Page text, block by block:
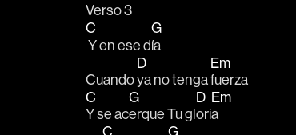
Verso 3
C
Y en ese d
G
ía
Cuando
D
ya no tenga
Em
fuerza
C
Y se ac
G
erque Tu gl
D
ori
Em
a